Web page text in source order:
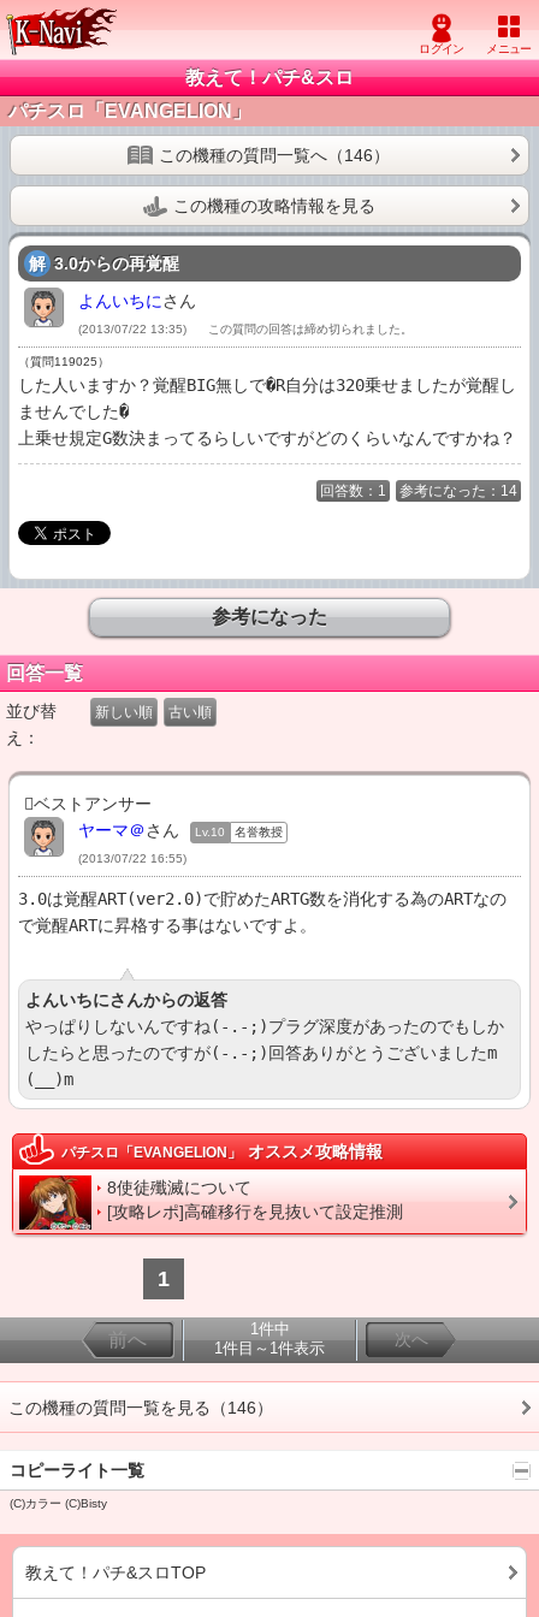
教えて！パチ&スロ
パチスロ「EVANGELION」
この機種の質問一覧へ（146）
この機種の攻略情報を見る
解 3.0からの再覚醒
よんいちにさん
(2013/07/22 13:35) この質問の回答は締め切られました。
（質問119025）
した人いますか？覚醒BIG無しで�R自分は320乗せましたが覚醒し
ませんでした�
上乗せ規定G数決まってるらしいですがどのくらいなんですかね？
回答数：1 参考になった：14
回答一覧
並び替
え：
新しい順 古い順
ベストアンサー
ヤーマ＠さん Lv.10
名誉教授
(2013/07/22 16:55)
3.0は覚醒ART(ver2.0)で貯めたARTG数を消化する為のARTなの
で覚醒ARTに昇格する事はないですよ。
よんいちにさんからの返答
やっぱりしないんですね(-.-;)プラグ深度があったのでもしか
したらと思ったのですが(-.-;)回答ありがとうございましたm
(__)m
パチスロ「EVANGELION」
オススメ攻略情報
8使徒殲滅について
[攻略レポ]高確移行を見抜いて設定推測
1
前へ
1件中
1件目～1件表示
次へ
この機種の質問一覧を見る（146）
コピーライト一覧
(C)カラー (C)Bisty
教えて！パチ&スロTOP